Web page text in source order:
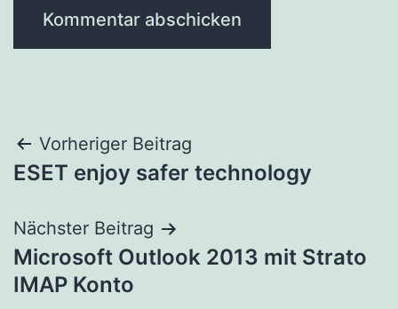
Beitragsnavigation
Vorheriger Beitrag
ESET enjoy safer technology
Nächster Beitrag
Microsoft Outlook 2013 mit Strato
IMAP Konto